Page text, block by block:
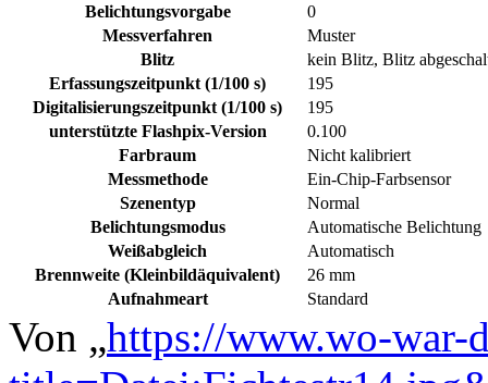
Belichtungsvorgabe
0
Messverfahren
Muster
Blitz
kein Blitz, Blitz
Erfassungszeitpunkt (1/100 s)
195
Digitalisierungszeitpunkt (1/100 s)
195
unterstützte Flashpix-Version
0.100
Farbraum
Nicht kalibriert
Messmethode
Ein-Chip-Farbsensor
Szenentyp
Normal
Belichtungsmodus
Automatische Belichtung
Weißabgleich
Automatisch
Brennweite (Kleinbildäquivalent)
26 mm
Aufnahmeart
Standard
Von „https://www.wo-war-